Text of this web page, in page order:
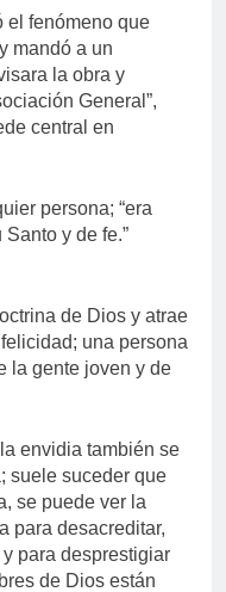
el fenómeno que
mandó a un
la obra y
General”,
central en
persona; “era
y de fe.”
de Dios y atrae
una persona
la gente joven y de
envidia también se
suele suceder que
se puede ver la
para desacreditar,
para desprestigiar
de Dios están